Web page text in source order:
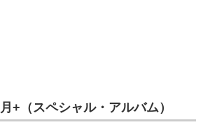
+（スペシャル・アルバム）